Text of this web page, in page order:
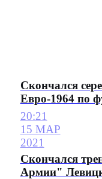
Скончался
Евро-1964 по
20:21
15 МАР
2021
Скончался
Армии"